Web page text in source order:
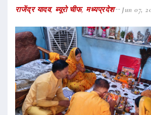
राजेंद्र यादव, ब्यूरो चीफ, मध्यप्रदेश Jun 07,